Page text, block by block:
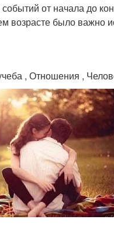
от начала до
возрасте было важно
, Отношения ,